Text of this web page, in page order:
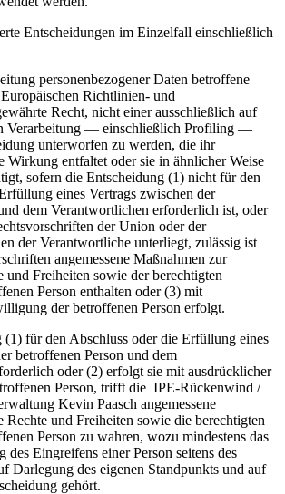
Entscheidungen im Einzelfall einschließlich
personenbezogener Daten betroffene
Richtlinien- und
Recht, nicht einer ausschließlich auf
Verarbeitung — einschließlich Profiling —
unterworfen zu werden, die ihr
Wirkung entfaltet oder sie in ähnlicher Weise
sofern die Entscheidung (1) nicht für den
eines Vertrags zwischen der
dem Verantwortlichen erforderlich ist, oder
der Union oder der
der Verantwortliche unterliegt, zulässig ist
angemessene Maßnahmen zur
und Freiheiten sowie der berechtigten
Person enthalten oder (3) mit
der betroffenen Person erfolgt.
(1) für den Abschluss oder die Erfüllung eines
betroffenen Person und dem
oder (2) erfolgt sie mit ausdrücklicher
Person, trifft die IPE-Rückenwind /
Kevin Paasch angemessene
Rechte und Freiheiten sowie die berechtigten
Person zu wahren, wozu mindestens das
Eingreifens einer Person seitens des
Darlegung des eigenen Standpunkts und auf
gehört.